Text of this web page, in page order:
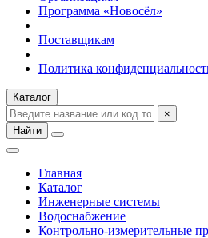
Программа «Новосёл»
Поставщикам
Политика
Каталог
×
Найти
Главная
Каталог
Инженерные системы
Водоснабжение
Контрольно-измерительные